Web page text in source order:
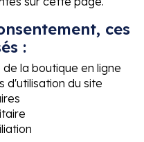
ces
:
la boutique en ligne
d'utilisation du site